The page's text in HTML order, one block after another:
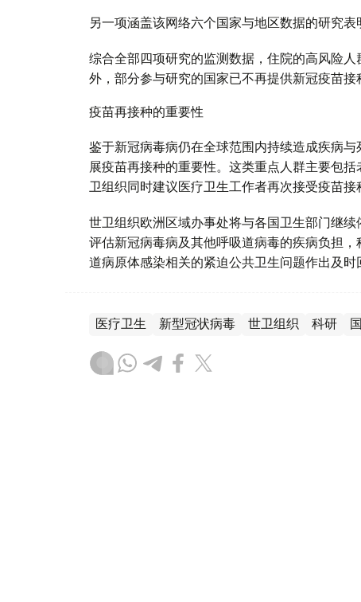
另一项涵盖该网络六个国家与地区数据的研究
综合全部四项研究的监测数据，住院的高风险
外，部分参与研究的国家已不再提供新冠疫苗接
疫苗再接种的重要性
鉴于新冠病毒病仍在全球范围内持续造成疾病
展疫苗再接种的重要性。这类重点人群主要包
卫组织同时建议医疗卫生工作者再次接受疫苗接
世卫组织欧洲区域办事处将与各国卫生部门继
评估新冠病毒病及其他呼吸道病毒的疾病负担
道病原体感染相关的紧迫公共卫生问题作出及时
医疗卫生 新型冠状病毒 世卫组织 科研